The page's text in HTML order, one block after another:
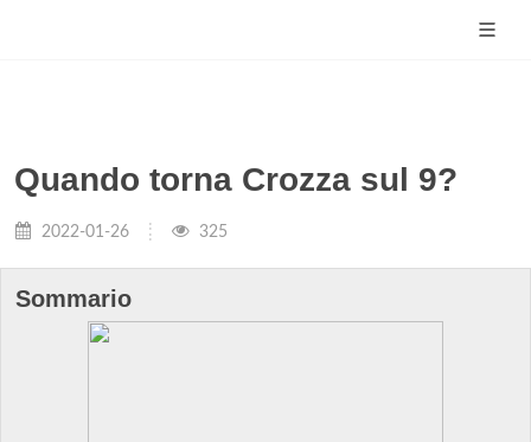
Quando torna Crozza sul 9?
2022-01-26 325
Sommario